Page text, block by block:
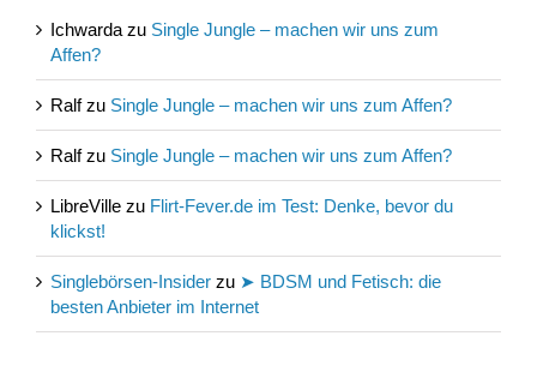
Ichwarda zu Single Jungle – machen wir uns zum
Affen?
Ralfzu Single Jungle – machen wir uns zum Affen?
Ralfzu Single Jungle – machen wir uns zum Affen?
LibreVille zu Flirt-Fever.de im Test: Denke, bevor du
klickst!
Singlebörsen-Insider zu ➤ BDSM und Fetisch: die
besten Anbieter im Internet